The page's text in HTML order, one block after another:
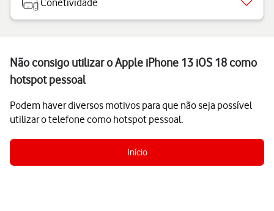
Conetividade
Não consigo utilizar o Apple iPhone 13 iOS 18 como
hotspot pessoal
Podem haver diversos motivos para que não seja possível
utilizar o telefone como hotspot pessoal.
Início